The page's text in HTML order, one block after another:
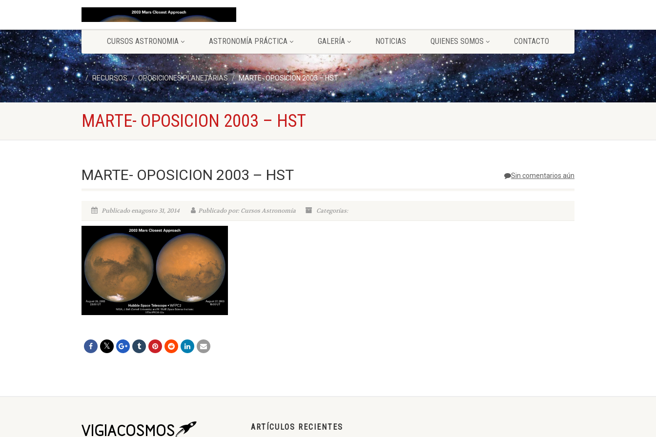
CURSOS ASTRONOMIA ASTRONOMÍA PRÁCTICA GALERÍA NOTICIAS QUIENES SOMOS CONTACTO
RECURSOS OPOSICIONES PLANETARIAS MARTE- OPOSICION 2003 – HST
MARTE- OPOSICION 2003 – HST
Sin comentarios aún
MARTE- OPOSICION 2003 – HST
Publicado enagosto 31, 2014 Publicado por: Cursos Astronomía Categorías:
ARTÍCULOS RECIENTES